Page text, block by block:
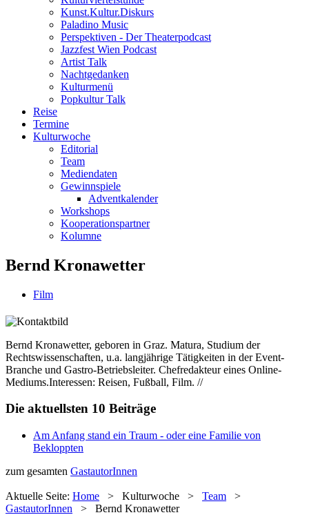
Kunst.Kultur.Diskurs
Paladino Music
Perspektiven - Der Theaterpodcast
Jazzfest Wien Podcast
Artist Talk
Nachtgedanken
Kulturmenü
Popkultur Talk
Reise
Termine
Kulturwoche
Editorial
Team
Mediendaten
Gewinnspiele
Adventkalender
Workshops
Kooperationspartner
Kolumne
Bernd Kronawetter
Film
Bernd Kronawetter, geboren in Graz. Matura, Studium der
Rechtswissenschaften, u.a. langjährige Tätigkeiten in der Event-
Branche und Gastro-Betriebsleiter. Chefredakteur eines Online-
Mediums.Interessen: Reisen, Fußball, Film. //
Die aktuellsten 10 Beiträge
Am Anfang stand ein Traum - oder eine Familie von
Bekloppten
zum gesamten GastautorInnen
Aktuelle Seite: Home > Kulturwoche > Team
>
GastautorInnen
> Bernd Kronawetter